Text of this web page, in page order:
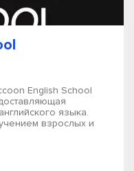
English School
языка.
взрослых и